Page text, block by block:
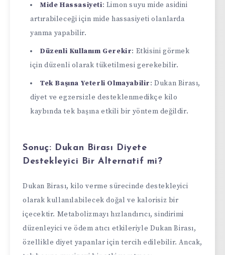
Mide Hassasiyeti: Limon suyu mide asidini
artırabileceği için mide hassasiyeti olanlarda
yanma yapabilir.
Düzenli Kullanım Gerekir: Etkisini görmek
için düzenli olarak tüketilmesi gerekebilir.
Tek Başına Yeterli Olmayabilir: Dukan Birası,
diyet ve egzersizle desteklenmedikçe kilo
kaybında tek başına etkili bir yöntem değildir.
Sonuç: Dukan Birası Diyete
Destekleyici Bir Alternatif mi?
Dukan Birası, kilo verme sürecinde destekleyici
olarak kullanılabilecek doğal ve kalorisiz bir
içecektir. Metabolizmayı hızlandırıcı, sindirimi
düzenleyici ve ödem atıcı etkileriyle Dukan Birası,
özellikle diyet yapanlar için tercih edilebilir. Ancak,